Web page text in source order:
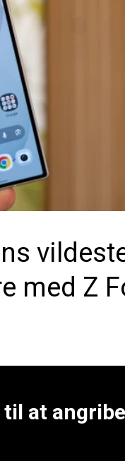
med Z
at